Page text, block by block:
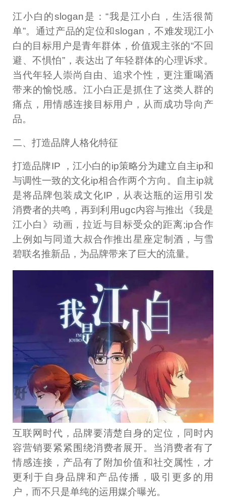
江小白的slogan是：“我是江小白，生活很简
单”。通过产品的定位和slogan，不难发现江小
白的目标用户是青年群体，价值观主张的“不回
避、不惧怕”，表达出了年轻群体的心理诉求。
当代年轻人崇尚自由、追求个性，更注重喝酒
带来的愉悦感。江小白正是抓住了这类人群的
痛点，用情感连接目标用户，从而成功导向产
品。
二、打造品牌人格化特征
打造品牌IP ，江小白的ip策略分为建立自主ip和
与调性一致的文化ip相合作两个方向。自主ip就
是将品牌包装成文化IP，从表达瓶的运用引发
消费者的共鸣，再到利用ugc内容与推出《我是
江小白》动画，拉近与目标受众的距离;ip合作
上例如与同道大叔合作推出星座定制酒，与雪
碧联名推新品，为品牌带来了巨大的流量。
互联网时代，品牌要清楚自身的定位，同时内
容营销要紧紧围绕消费者展开。当消费者有了
情感连接，产品有了附加价值和社交属性，才
更利于自身品牌和产品传播，吸引更多的用
户，而不只是单纯的运用媒介曝光。